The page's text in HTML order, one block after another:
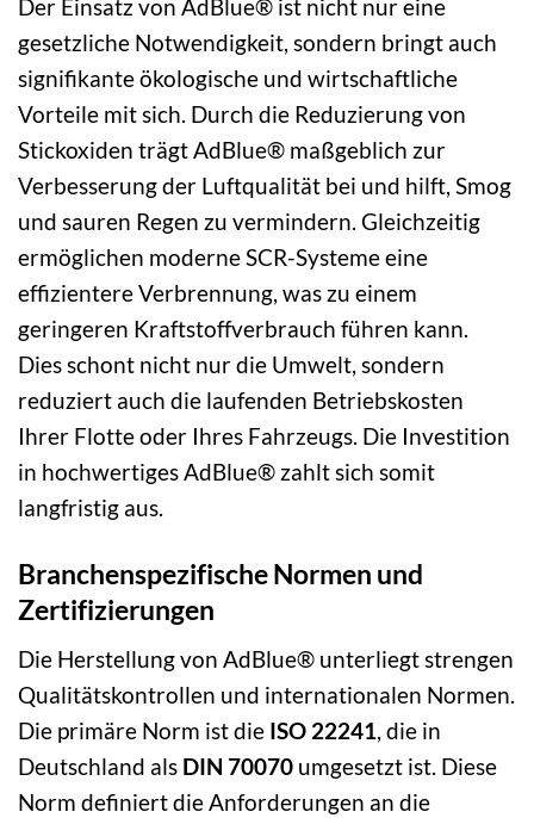
Der Einsatz von AdBlue® ist nicht nur eine
gesetzliche Notwendigkeit, sondern bringt auch
signifikante ökologische und wirtschaftliche
Vorteile mit sich. Durch die Reduzierung von
Stickoxiden trägt AdBlue® maßgeblich zur
Verbesserung der Luftqualität bei und hilft, Smog
und sauren Regen zu vermindern. Gleichzeitig
ermöglichen moderne SCR-Systeme eine
effizientere Verbrennung, was zu einem
geringeren Kraftstoffverbrauch führen kann.
Dies schont nicht nur die Umwelt, sondern
reduziert auch die laufenden Betriebskosten
Ihrer Flotte oder Ihres Fahrzeugs. Die Investition
in hochwertiges AdBlue® zahlt sich somit
langfristig aus.
Branchenspezifische Normen und
Zertifizierungen
Die Herstellung von AdBlue® unterliegt strengen
Qualitätskontrollen und internationalen Normen.
Die primäre Norm ist die ISO 22241, die in
Deutschland als DIN 70070 umgesetzt ist. Diese
Norm definiert die Anforderungen an die